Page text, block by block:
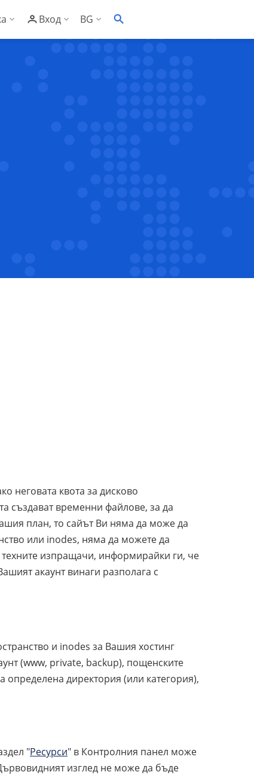
Вход BG
неговата квота за дисково
създават временни файлове, за да
план, то сайът Ви няма да може да
или inodes, няма да можете да
изпращачи, информирайки ги, че
акаунт винаги разполага с
и inodes за Вашия хостинг
(www, private, backup), пощенските
определена директория (или категория),
"Ресурси" в Контролния панел може
изглед не може да бъде